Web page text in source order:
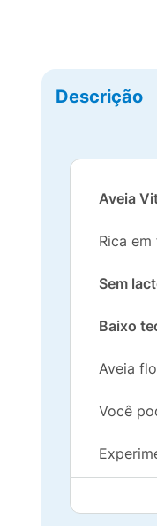
Descrição
Aveia
Rica em
Sem
Baixo
Aveia
Você